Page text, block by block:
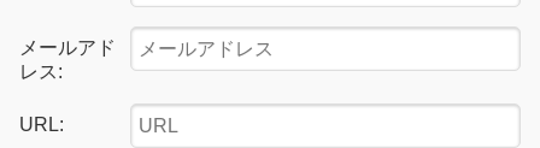
メールアド
レス:
URL: